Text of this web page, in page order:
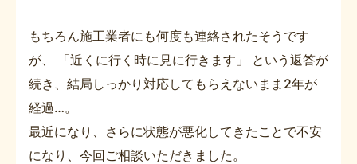
もちろん施工業者にも何度も連絡されたそうです
が、 「近くに行く時に見に行きます」 という返答が
続き、結局しっかり対応してもらえないまま2年が
経過…。
最近になり、さらに状態が悪化してきたことで不安
になり、今回ご相談いただきました。